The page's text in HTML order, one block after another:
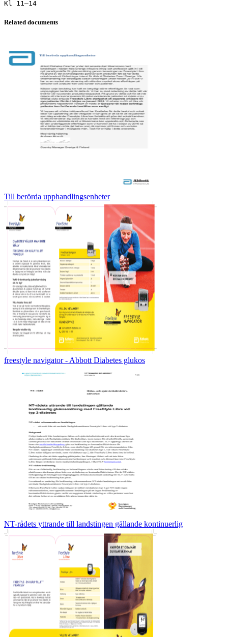
Related documents
Till berörda upphandlingsenheter
freestyle navigator - Abbott Diabetes glukos
NT-rådets yttrande till landstingen gällande kontinuerlig